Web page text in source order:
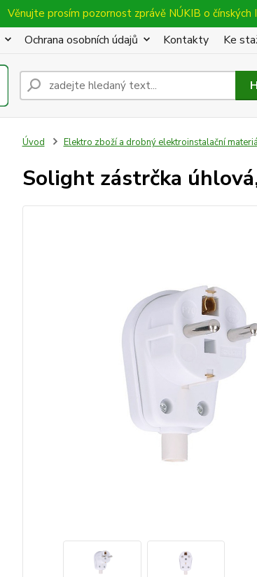
Věnujte prosím pozornost zprávě NÚKIB o čínských
Ochrana osobních údajů Kontakty Ke
Úvod Elektro zboží a drobný elektroinstalační
Solight zástrčka